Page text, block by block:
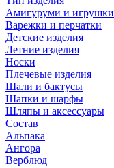
Амигуруми и игрушки
Варежки и перчатки
Детские изделия
Летние изделия
Носки
Плечевые изделия
Шали и бактусы
Шапки и шарфы
Шляпы и аксессуары
Состав
Альпака
Ангора
Верблюд